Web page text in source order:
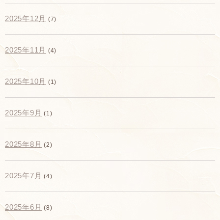
2025年12月 (7)
2025年11月 (4)
2025年10月 (1)
2025年9月 (1)
2025年8月 (2)
2025年7月 (4)
2025年6月 (8)